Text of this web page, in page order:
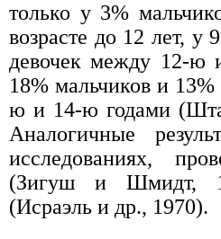
только у 3%
возрасте до 12 лет, у
девочек между 12-ю
18% мальчиков и
ю и 14-ю годами
Аналогичные
исследованиях,
(Зигуш и Шмидт,
(Исраэль и др., 1970).